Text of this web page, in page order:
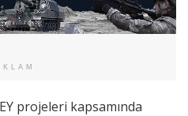
projeleri kapsamında